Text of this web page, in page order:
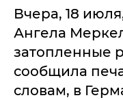
Вчера, 18
Ангела
затопленные
сообщила
словам, в